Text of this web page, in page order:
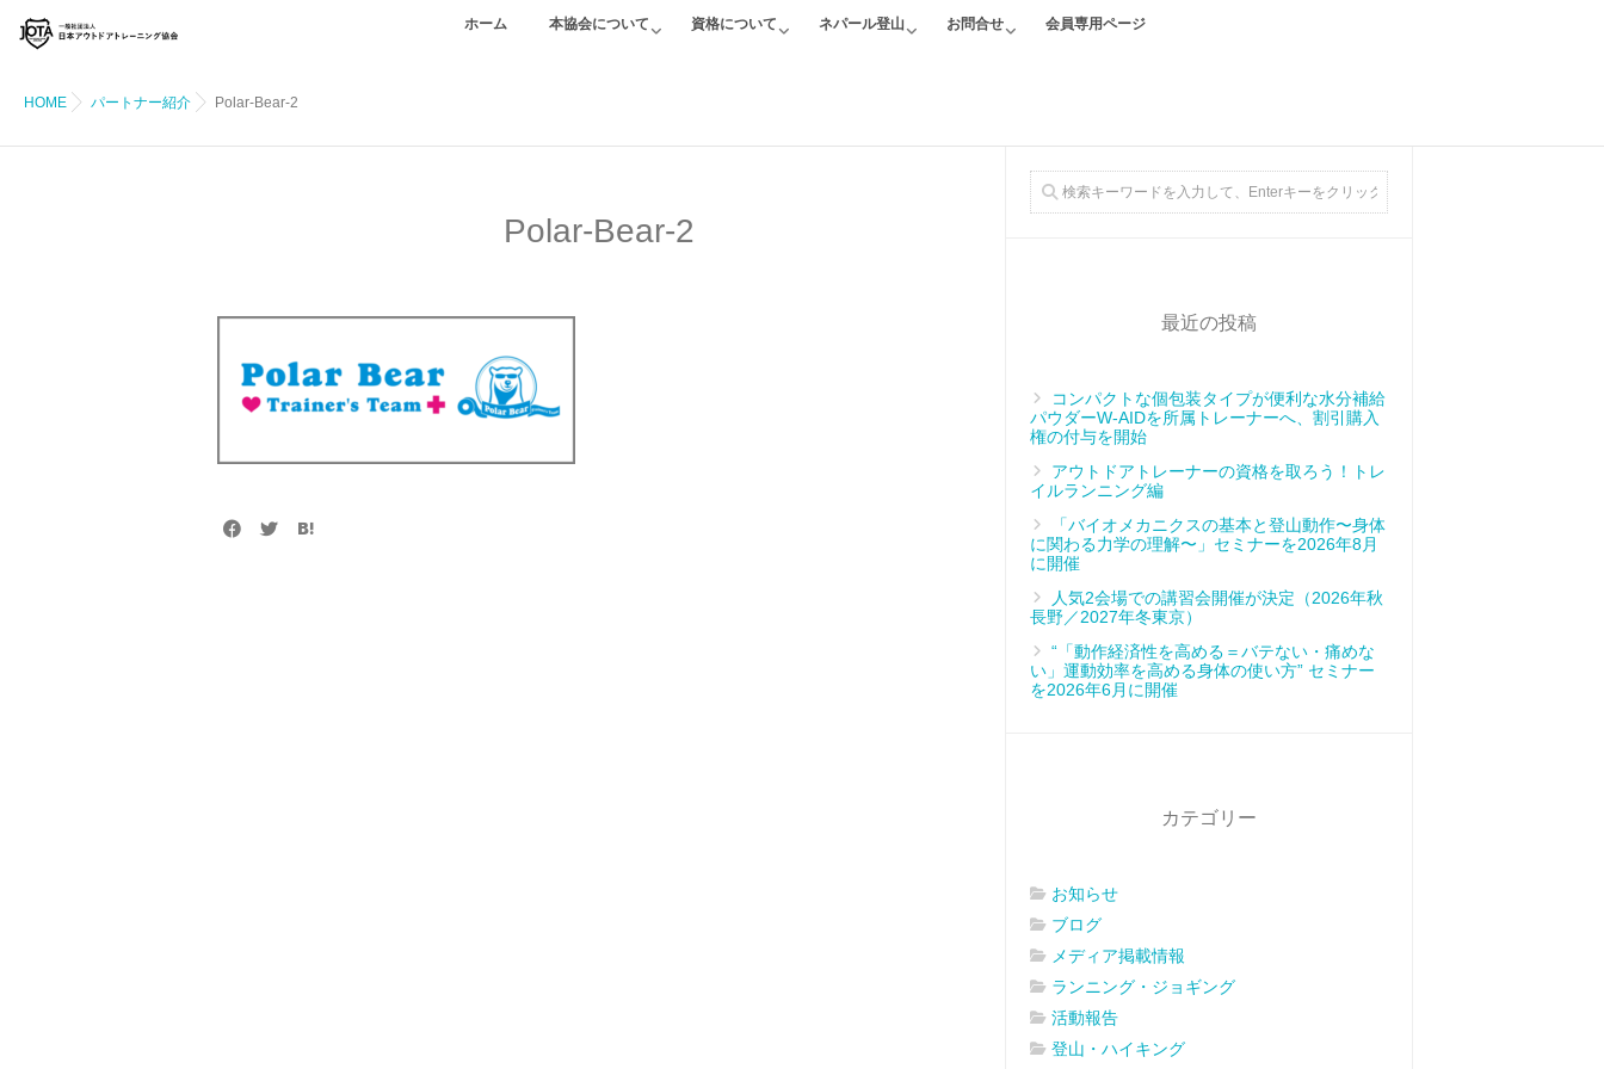
ホーム 本協会について 資格について ネパール登山 お問合せ 会員専用ページ
HOME パートナー紹介 Polar-Bear-2
Polar-Bear-2
最近の投稿
コンパクトな個包装タイプが便利な水分補給
パウダーW-AIDを所属トレーナーへ、割引購入
権の付与を開始
アウトドアトレーナーの資格を取ろう！トレ
イルランニング編
「バイオメカニクスの基本と登山動作〜身体
に関わる力学の理解〜」セミナーを2026年8月
に開催
人気2会場での講習会開催が決定（2026年秋
長野／2027年冬東京）
“「動作経済性を高める＝バテない・痛めな
い」運動効率を高める身体の使い方” セミナー
を2026年6月に開催
カテゴリー
お知らせ
ブログ
メディア掲載情報
ランニング・ジョギング
活動報告
登山・ハイキング